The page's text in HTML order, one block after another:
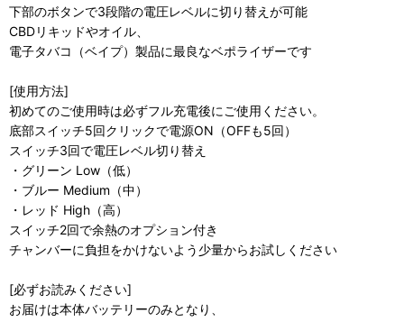
下部のボタンで3段階の電圧レベルに切り替えが可能
CBDリキッドやオイル、
電子タバコ（ベイプ）製品に最良なベポライザーです
[使用方法]
初めてのご使用時は必ずフル充電後にご使用ください。
底部スイッチ5回クリックで電源ON（OFFも5回）
スイッチ3回で電圧レベル切り替え
・グリーン Low（低）
・ブルー Medium（中）
・レッド High（高）
スイッチ2回で余熱のオプション付き
チャンバーに負担をかけないよう少量からお試しください
[必ずお読みください]
お届けは本体バッテリーのみとなり、